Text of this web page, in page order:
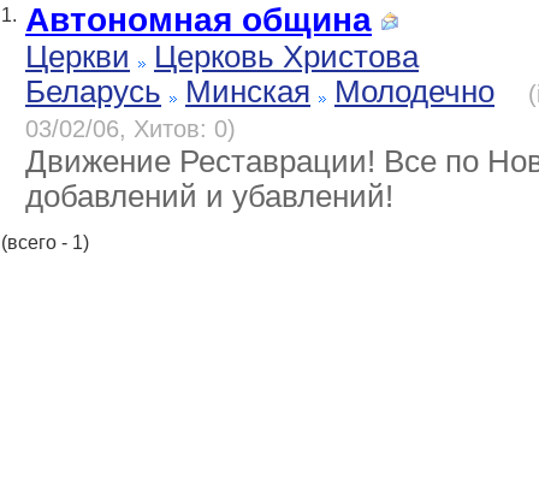
1. Автономная община
Церкви
Церковь Христова
Беларусь
Минская Молодечно
03/02/06, Хитов: 0)
Движение Реставрации! Все по
добавлений и убавлений!
(всего - 1)